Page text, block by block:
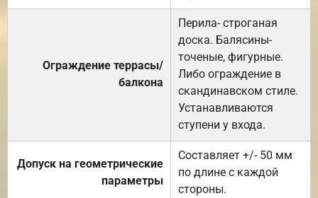
Ограждение террасы/
балкона
Перила- строганая
доска. Балясины-
точеные, фигурные.
Либо ограждение в
скандинавском стиле.
Устанавливаются
ступени у входа.
Допуск на геометрические
параметры
Составляет +/- 50 мм
по длине с каждой
стороны.